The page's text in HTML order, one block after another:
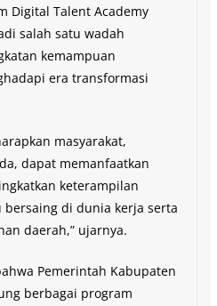
Digital Talent Academy
salah satu wadah
kemampuan
era transformasi
masyarakat,
dapat memanfaatkan
keterampilan
di dunia kerja serta
daerah,” ujarnya.
Pemerintah Kabupaten
berbagai program